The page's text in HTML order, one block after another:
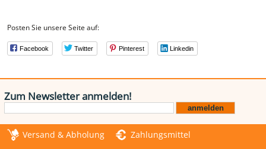
Posten Sie unsere Seite auf:
Facebook Twitter Pinterest Linkedin
Zum Newsletter anmelden!
Versand & Abholung
Zahlungsmittel